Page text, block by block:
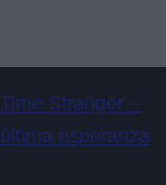
Stranger –
esperanza